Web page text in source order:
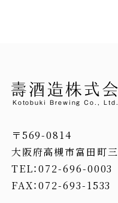
Kotobuki Brewing Co., Ltd.
〒569-0814
大阪府高槻市富田町
TEL：072-696-0003
FAX：072-693-1533